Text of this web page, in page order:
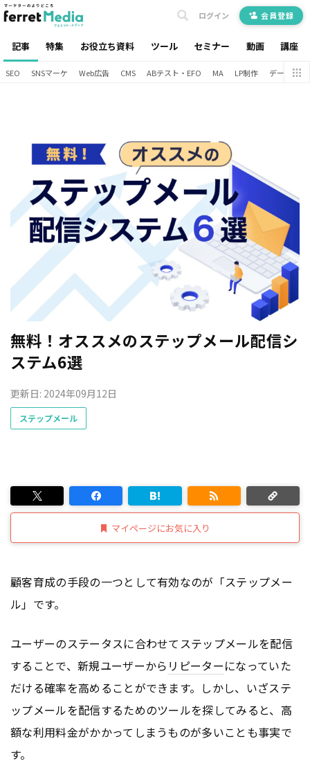
記事 特集 お役立ち資料 ツール セミナー 動画 講座
ログイン 会員登録
SEO SNSマーケ Web広告 CMS ABテスト・EFO MA LP制作 データ分析
無料！オススメのステップメール配信シ
ステム6選
更新日: 2024年09月12日
ステップメール
マイページにお気に入り
顧客育成の手段の一つとして有効なのが「ステップメー
ル」です。
ユーザーのステータスに合わせてステップメールを配信
することで、新規ユーザーから リピーターになっていた
だける確率を高めることができます。しかし、いざステ
ップメールを配信するためのツールを探してみると、高
額な利用料金がかかってしまうものが多いことも事実で
す。